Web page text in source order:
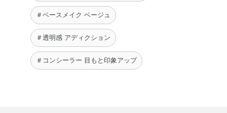
＃ベースメイク ベージュ
＃透明感 アディクション
＃コンシーラー 目もと印象アップ